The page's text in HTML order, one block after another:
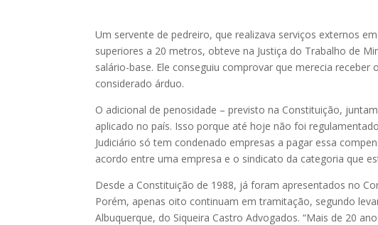
Um servente de pedreiro, que realizava serviços externos
superiores a 20 metros, obteve na Justiça do Trabalho de
salário-base. Ele conseguiu comprovar que merecia
considerado árduo.
O adicional de penosidade – previsto na Constituição,
aplicado no país. Isso porque até hoje não foi
Judiciário só tem condenado empresas a pagar essa
acordo entre uma empresa e o sindicato da categoria que
Desde a Constituição de 1988, já foram apresentados no
Porém, apenas oito continuam em tramitação, segundo
Albuquerque, do Siqueira Castro Advogados. “Mais de 20